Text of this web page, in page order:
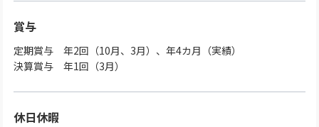
賞与
定期賞与 年2回（10月、3月）、年4カ月（実績）
決算賞与 年1回（3月）
休日休暇